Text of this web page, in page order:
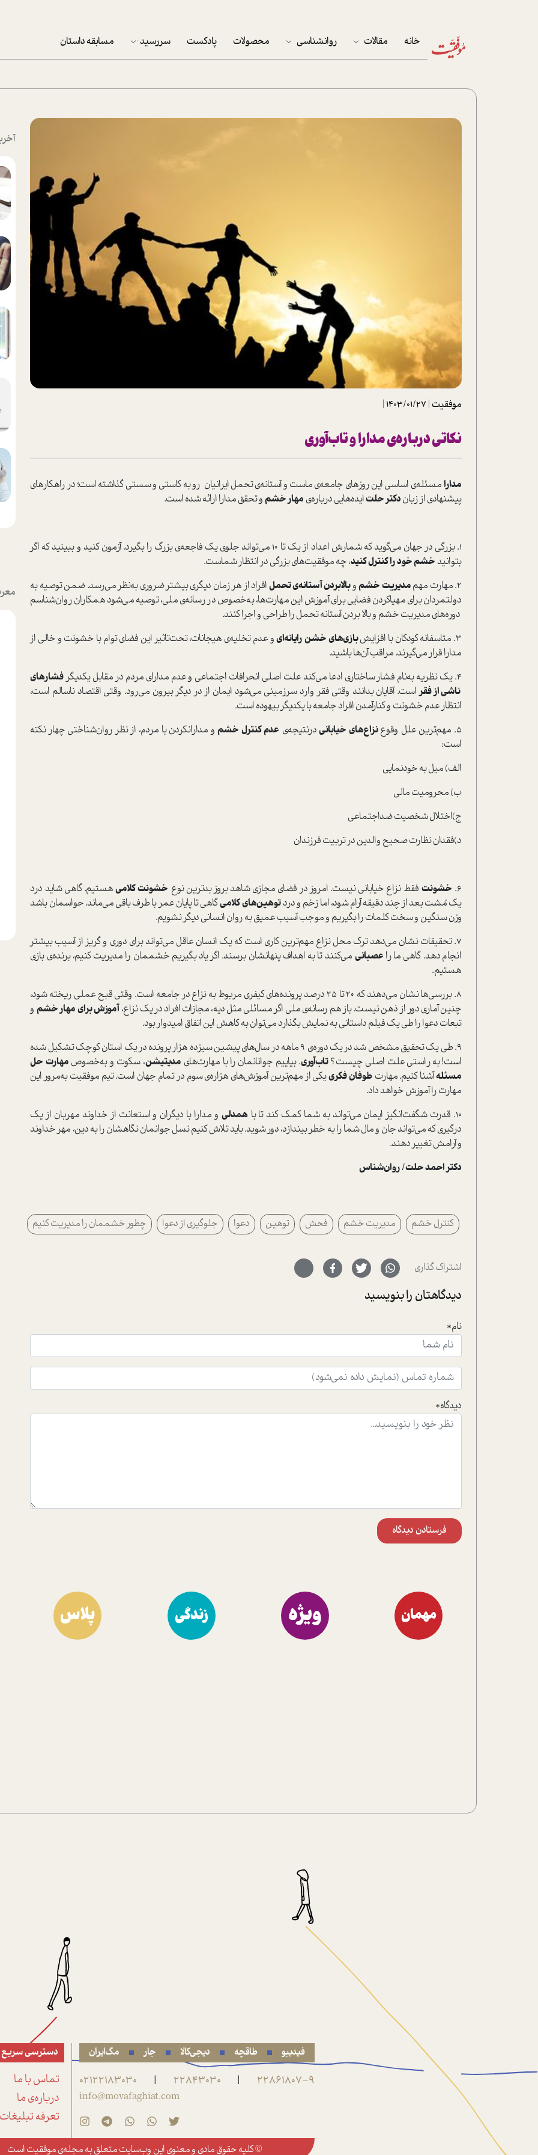
خانه مقالات
شیوانا
داستان
روانشناسی محصولات پادکست سررسید مسابقه داستان
موفقیت |
1403/01/27
|
نکاتی درباره‌ی مدارا و تاب‌آوری
مدارامسئله‌ی اساسی این روزهای جامعه‌ی ما‌ست و آستانه‌ی تحمل ایرانیان رو به کا‌ستی و سستی گذاشته ا‌ست؛ در راهکارهای
پیشنهادی از زباندکتر حلتایده‌هایی درباره‌ی مهار خشمو تحقق مدارا ارائه شده ا‌ست.
1. بزرگی در جهان می‌گوید که شمارش اعداد از یک تا 10 می‌تواند جلوی یک فاجعه‌ی بزرگ را بگیرد. آزمون کنید و ببینید که اگر
بتوانید خشم خود را کنترل کنید، چه موفقیت‌های بزرگی در انتظار شما‌ست.
2. مهارت مهم
مدیریت خشموبالا‌بردن آستانه‌ی تحملافراد از هر زمان د‌یگری بیشتر ضروری به‌نظر می‌رسد. ضمن توصیه به
دولتمردان برای مهیا‌کردن فضایی برای آموزش این مهارت‌ها، به‌خصوص در رسانه‌ی ملی، توصیه می‌شود همکاران روان‌شناسم
دوره‌های مدیریت خشم و بالا بردن آستانه تحمل را طراحی و اجرا کنند.
3. متاسفانه کودکان با افزایش
بازی‌های خشن رایانه‌ایو عدم تخلیه‌ی هیجانات، تحت‌تاثیر این فضای توام با خشونت و خالی از
مدارا قرار می‌گیرند. مراقب آن‌ها باشید.
4. یک نظریه به‌نام فشار ساختاری ادعا می‌کند علت اصلی انحرافات اجتماعی و عدم مدارای مردم در مقابل یکدیگر
فشارهای
ناشی از فقرا‌ست. آقایان بدانند وقتی فقر وارد سرزمینی می‌شود ایمان از در دیگر بیرون می‌رود. وقتی اقتصاد ناسالم ا‌ست،
انتظار عدم خشونت و کنارآمدن افراد جامعه با یکدیگر بیهوده ا‌ست.
5. مهم‌ترین علل وقوع
نزاع‌های خیابانیدر‌نتیجه‌ی عدم کنترل خشم و مدارانکردن با مردم، از نظر روان‌شناختی چهار نکته
ا‌ست:
الف) میل به خودنمایی
ب) محرومیت مالی
ج)اختلال شخصیت ضداجتماعی
د)فقدان نظارت صحیح والدین در تربیت فرزندان
6. خشونت فقط نزاع خیابانی نیست. امروز در فضای مجازی شاهد بروز بدترین نوع خشونت کلامیهستیم. گاهی شاید درد
یک مُشت بعد از چند دقیقه آرام شود، اما زخم و دردتوهین‌هایکلامیگاهی تا پایان عمر با طرف باقی می‌ماند. حواسمان باشد
وزن سنگین و سخت کلمات را بگیریم و موجب آسیب عمیق به روان انسانی دیگر نشویم.
7. تحقیقات نشان می‌دهد ترک محل نزاع مهم‌ترین کاری ا‌ست که یک انسان عاقل می‌تواند برای دوری و گریز از آسیب بیشتر
انجام دهد. گاهی ما را عصبانی می‌کنند تا به اهداف پنهانشان برسند. اگر یاد بگیریم خشممان را مدیریت کنیم، برنده‌ی بازی
هستیم.
8. بررسی‌ها نشان می‌دهند که 20 تا 25 درصد پرونده‌های کیفری مربوط به نزاع در جامعه ا‌ست. وقتی قبح عملی ریخته شود،
چنین آماری دور از ذهن نیست. باز هم رسانه‌ی ملی اگر مسائلی مثل دیه، مجازات افراد در یک نزاع،آموزش برای مهار خشم و
تبعات دعوا را طی یک فیلم دا‌ستانی به نمایش بگذارد می‌توان به کاهش این اتفاق امیدوار بود.
9. طی یک تحقیق مشخص شد در یک دوره‌ی 9 ماهه در سال‌های پیشین سیزده هزار پرونده در یک ا‌ستان کوچک تشکیل شده
ا‌ست! به را‌ستی علت اصلی چیست؟تاب‌آوری. بیاییم جوانانمان را با مهارت‌های مدیتیشن، سکوت و به‌خصوص مهارت حل
مسئلهآشنا کنیم. مهارتطوفان فکرییکی از مهم‌ترین آموزش‌های هزاره‌ی سوم در تمام جهان ا‌ست. تیم موفقیت به‌مرور این
مهارت را آموزش خواهد داد.
10. قدرت شگفت‌انگیز ایمان می‌تواند به شما کمک کند تا با
همدلی و مدارا با دیگران و ا‌ستعانت از خداوند مهربان از یک
درگیری که می‌تواند جان و مال شما را به خطر بیندازد، دور شوید. باید تلاش کنیم نسل جوانمان نگاهشان را به دین، مهر خداوند
و آرامش تغییر دهند.
دکتر احمد حلت/ روان‌شناس
کنترل خشم مدیریت خشم فحش توهین دعوا جلوگیری از دعوا چطور خشممان را مدیریت کنیم
اشتراک گذاری
دیدگاهتان را بنویسید
نام*
دیدگاه*
فرستادن دیدگاه
مهمان ویژه زندگی پلاس
فیدیبو طاقچه دیجی‌کالا جار مگ‌ایران
22861807-9
|
22843030
|
02122183030
info@movafaghiat.com
دسترسی سریع
تماس با ما
درباره‌ی ما
تعرفه تبلیغات
© کلیه حقوق مادی و معنوی این وب‌سایت متعلق بهمجله‌ی موفقیتاست